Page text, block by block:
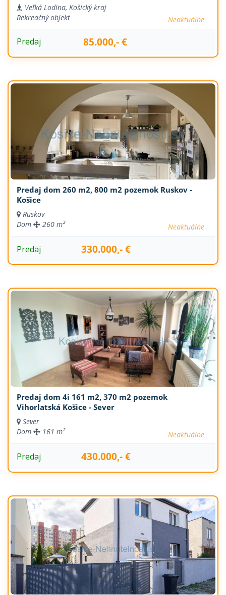
Veľká Lodina, Košický kraj
Rekreačný objekt
Neaktuálne
Predaj 85.000,- €
Predaj dom 260 m2, 800 m2 pozemok Ruskov -
Košice
Ruskov
Dom
Neaktuálne
260 m²
Predaj 330.000,- €
Predaj dom 4i 161 m2, 370 m2 pozemok
Vihorlatská Košice - Sever
Sever
Dom
Neaktuálne
161 m²
Predaj 430.000,- €